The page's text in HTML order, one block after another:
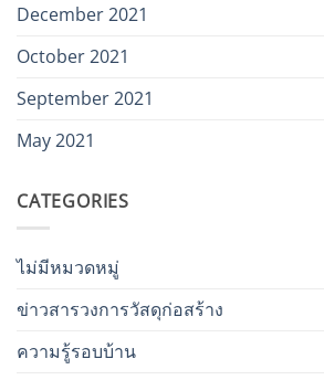
December 2021
October 2021
September 2021
May 2021
CATEGORIES
ไม่มีหมวดหมู่
ข่าวสารวงการวัสดุก่อสร้าง
ความรู้รอบบ้าน